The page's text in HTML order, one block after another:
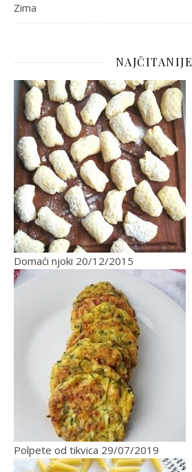
Zima
NAJČITANIJE
Domaći njoki 20/12/2015
Polpete od tikvica 29/07/2019